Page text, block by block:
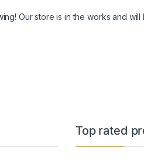
Our store is in the works and will
Top rated